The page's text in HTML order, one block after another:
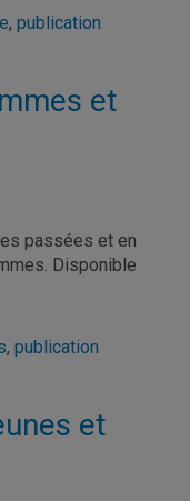
, publication
et
passées et en
Disponible
, publication
et